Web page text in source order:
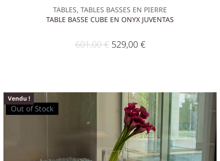
TABLES, TABLES BASSES EN PIERRE
TABLE BASSE CUBE EN ONYX JUVENTAS
601,00€ 529,00 €
Out of Stock
Vendu !